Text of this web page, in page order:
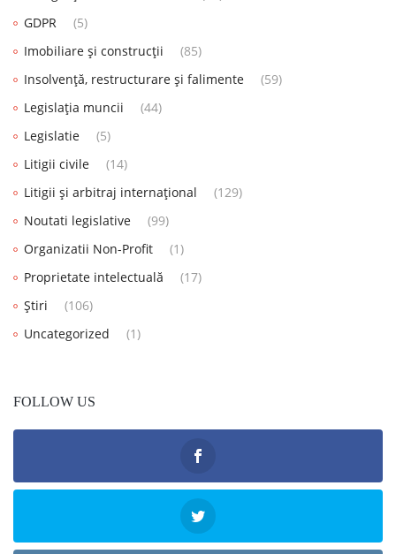
GDPR
(5)
Imobiliare și construcții
(85)
Insolvență, restructurare și falimente
(59)
Legislația muncii
(44)
Legislatie
(5)
Litigii civile
(14)
Litigii și arbitraj internațional
(129)
Noutati legislative
(99)
Organizatii Non-Profit
(1)
Proprietate intelectuală
(17)
Știri
(106)
Uncategorized
(1)
FOLLOW US